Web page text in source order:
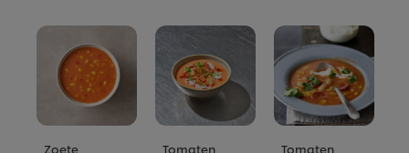
Zoete
Tomaten
Tomaten